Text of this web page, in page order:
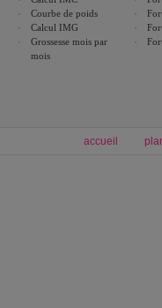
Courbe de poids
Calcul IMG
Grossesse mois par
mois
accueil